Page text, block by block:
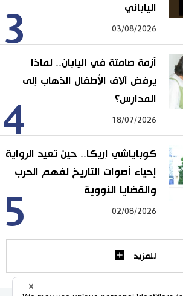
3
الياباني
03/08/2026
4
أزمة صامتة في اليابان.. لماذا
يرفض آلاف الأطفال الذهاب إلى
المدارس؟
18/07/2026
5
كوباياشي إريكا.. حين تعيد الرواية
إحياء أصوات التاريخ لفهم الحرب
والقضايا النووية
02/08/2026
للمزيد